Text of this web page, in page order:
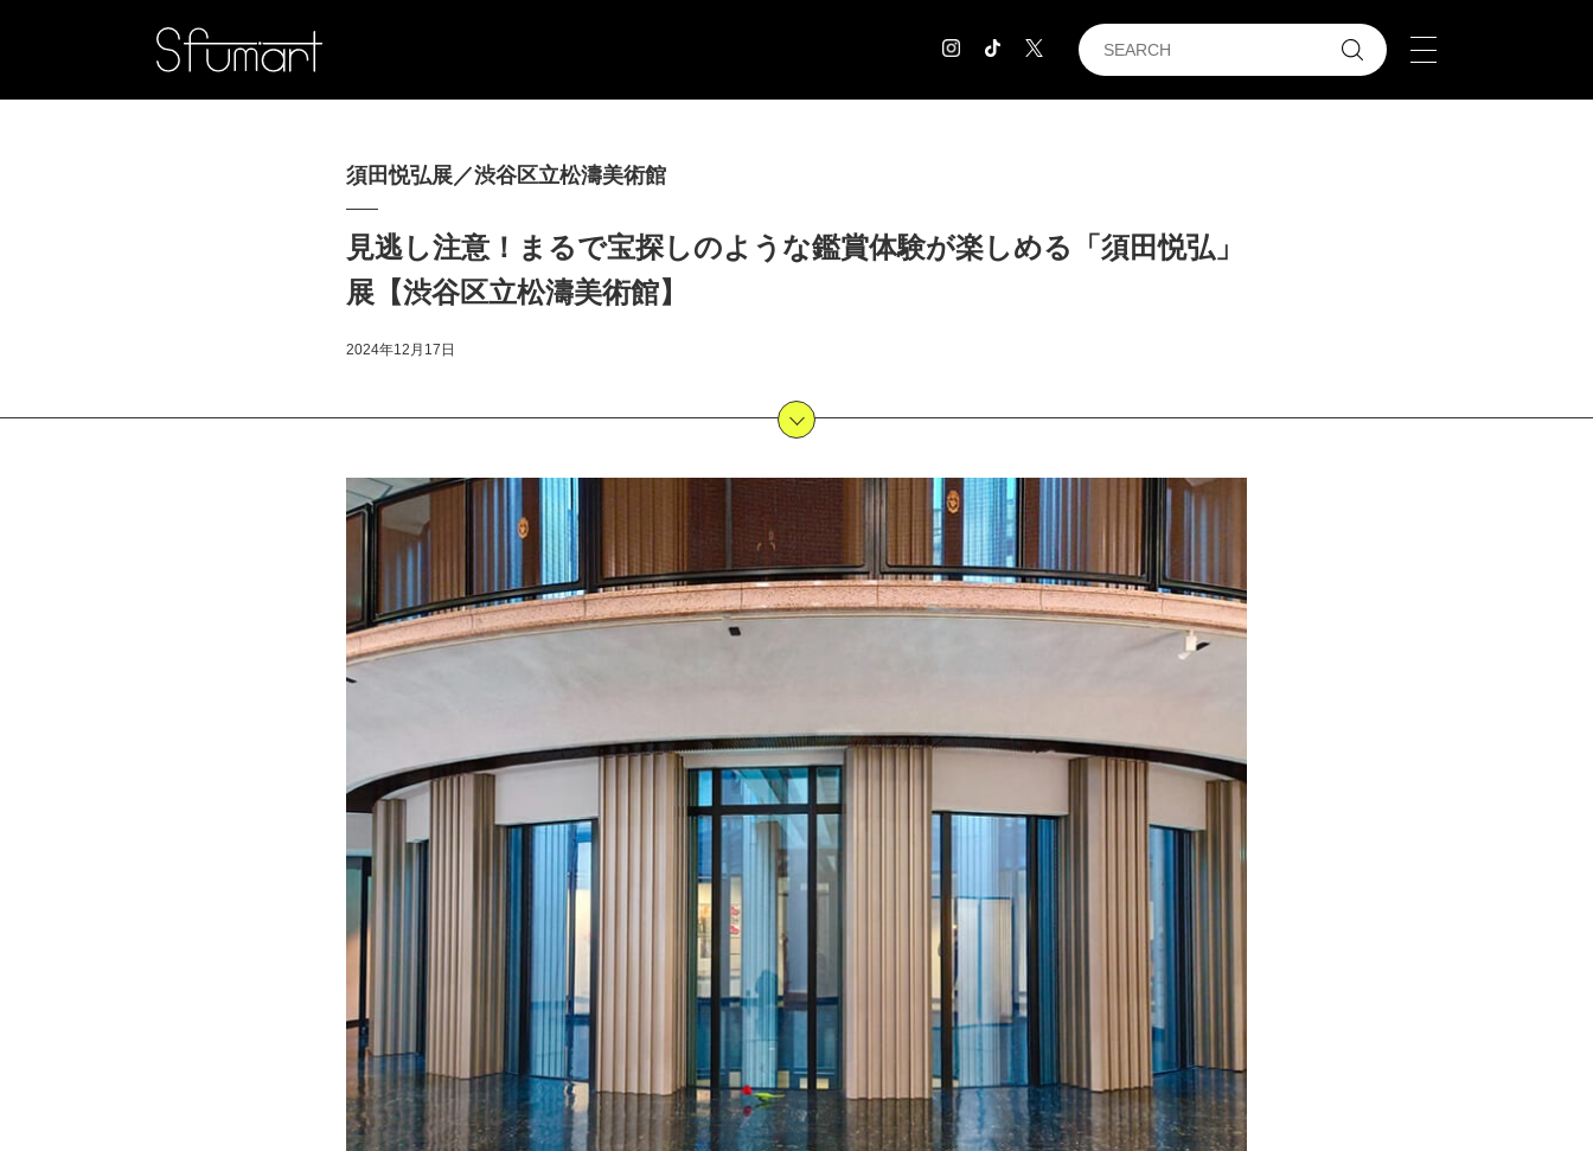
EXHIBITION 展覧会情報
CONTACT
POLICY COMPANY
須田悦弘展／渋谷区立松濤美術館
見逃し注意！まるで宝探しのような鑑賞体験が楽しめる「須田悦弘」
展【渋谷区立松濤美術館】
2024年12月17日